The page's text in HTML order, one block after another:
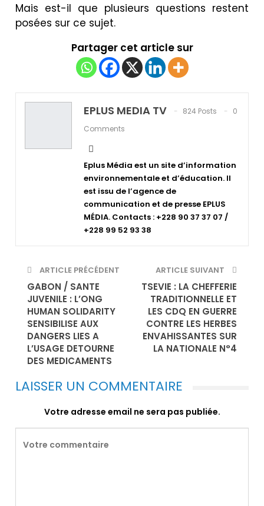
Mais est-il que plusieurs questions restent
posées sur ce sujet.
Partager cet article sur
EPLUS MEDIA TV 824 Posts
0
Comments
Eplus Média est un site d’information
environnementale et d’éducation. Il
est issu de l’agence de
communication et de presse EPLUS
MÉDIA. Contacts : +228 90 37 37 07 /
+228 99 52 93 38
ARTICLE PRÉCÉDENT
GABON / SANTE
JUVENILE : L’ONG
HUMAN SOLIDARITY
SENSIBILISE AUX
DANGERS LIES A
L’USAGE DETOURNE
DES MEDICAMENTS
ARTICLE SUIVANT
TSEVIE : LA CHEFFERIE
TRADITIONNELLE ET
LES CDQ EN GUERRE
CONTRE LES HERBES
ENVAHISSANTES SUR
LA NATIONALE N°4
LAISSER UN COMMENTAIRE
Votre adresse email ne sera pas publiée.